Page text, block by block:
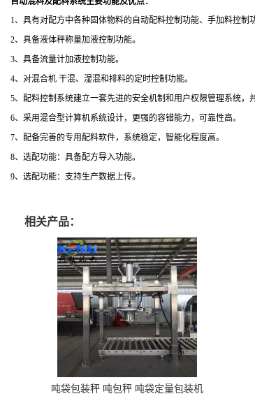
1、具有对配方中各种固体物料的自动配料控制功能、手加料控制功
2、具备液体秤称量加液控制功能。
3、具备流量计加液控制功能。
4、对混合机 干混、湿混和排料的定时控制功能。
5、配料控制系统建立一套先进的安全机制和用户权限管理系统，
6、采用混合型计算机系统设计，更强的容错能力，可靠性高。
7、配备完善的专用配料软件，系统稳定，智能化程度高。
8、选配功能：具备配方导入功能。
9、选配功能：支持生产数据上传。
相关产品：
吨袋包装秤 吨包秤 吨袋定量包装机